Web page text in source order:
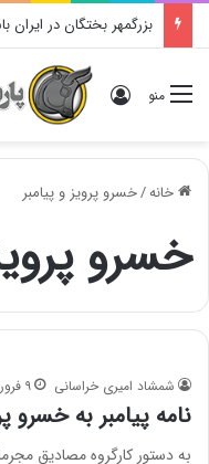
بزرگمهر بختگان در ایران
منو ورود
خانه/خسرو پرویز و پیامبر
خسرو
شمشاد امیری خراسانی ۹ فروردین ۱۳۹۳
نامه پیامبر به خسرو
به دستور کارگروه مصادیق